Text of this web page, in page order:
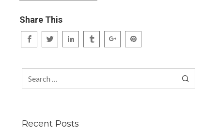
Share This
Recent Posts